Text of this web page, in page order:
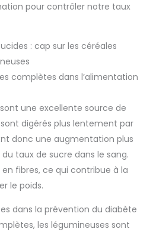
pour contrôler notre taux
: cap sur les céréales
complètes dans l’alimentation
une excellente source de
digérés plus lentement par
donc une augmentation plus
taux de sucre dans le sang.
fibres, ce qui contribue à la
le poids.
dans la prévention du diabète
les légumineuses sont